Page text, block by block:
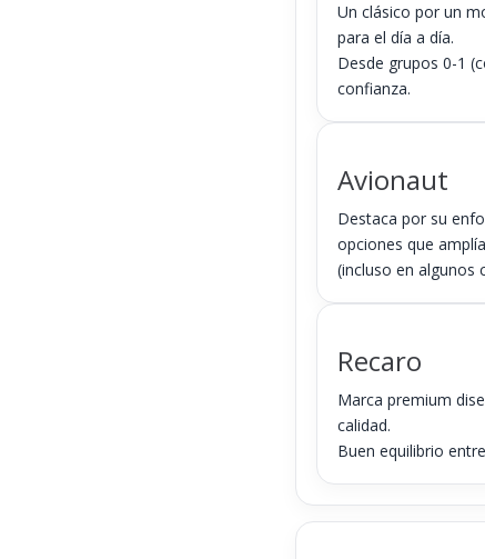
Un clásico por un
para el día a día.
Desde grupos 0-1
confianza.
Avionaut
Destaca por su
opciones que
(incluso en algunos
Recaro
Marca premium
calidad.
Buen equilibrio